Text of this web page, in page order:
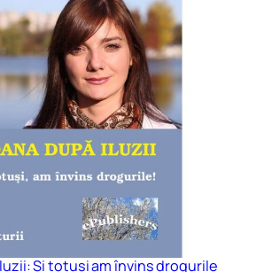
Și totuși am învins drogurile